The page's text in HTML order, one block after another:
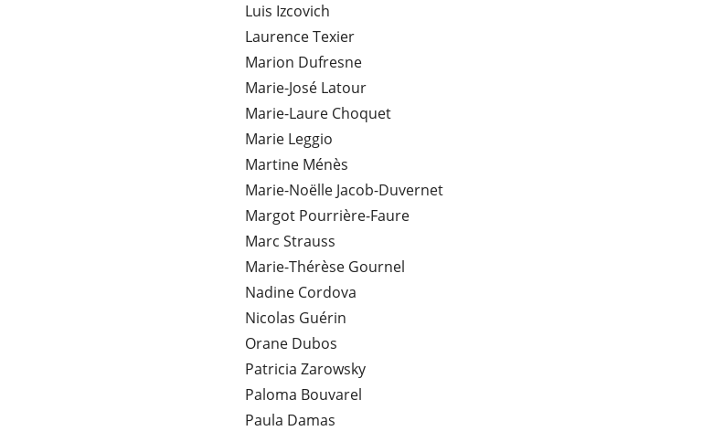
Luis Izcovich
Laurence Texier
Marion Dufresne
Marie-José Latour
Marie-Laure Choquet
Marie Leggio
Martine Ménès
Marie-Noëlle Jacob-Duvernet
Margot Pourrière-Faure
Marc Strauss
Marie-Thérèse Gournel
Nadine Cordova
Nicolas Guérin
Orane Dubos
Patricia Zarowsky
Paloma Bouvarel
Paula Damas